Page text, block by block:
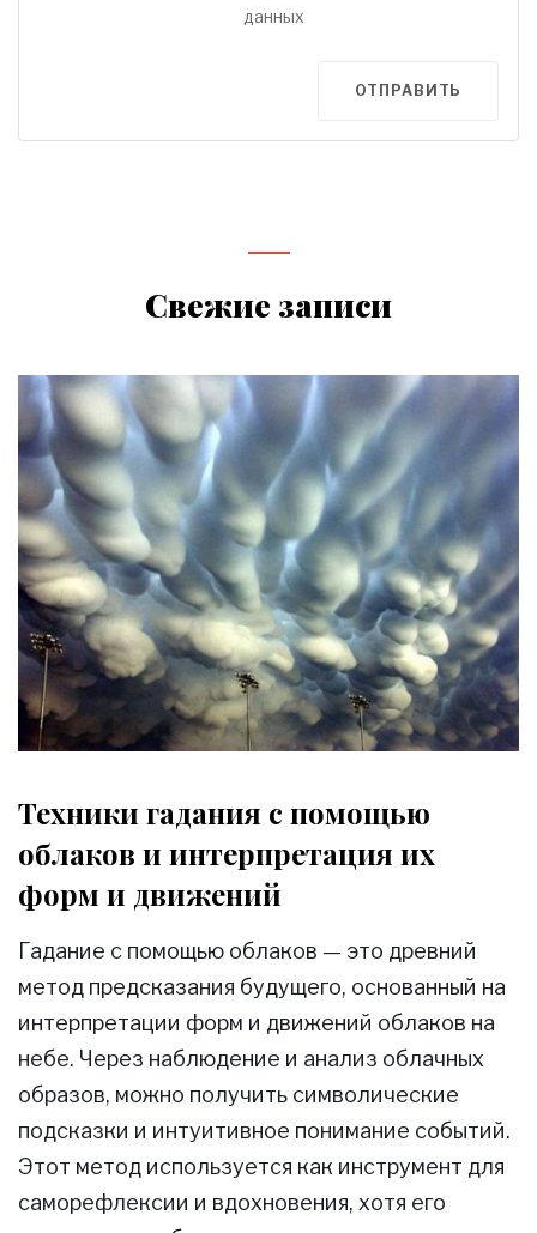
данных
ОТПРАВИТЬ
Свежие записи
Техники гадания с помощью
облаков и интерпретация их
форм и движений
Гадание с помощью облаков — это древний
метод предсказания будущего, основанный на
интерпретации форм и движений облаков на
небе. Через наблюдение и анализ облачных
образов, можно получить символические
подсказки и интуитивное понимание событий.
Этот метод используется как инструмент для
саморефлексии и вдохновения, хотя его